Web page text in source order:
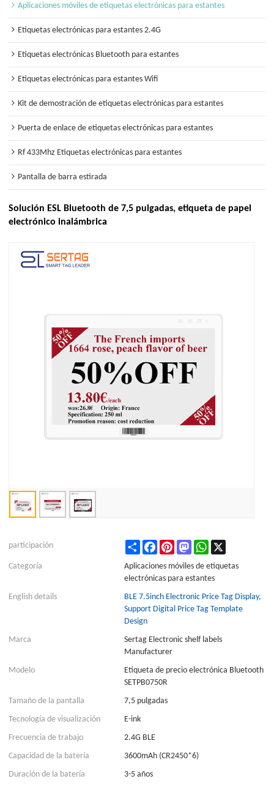
Aplicaciones móviles de etiquetas electrónicas para estantes
Etiquetas electrónicas para estantes 2.4G
Etiquetas electrónicas Bluetooth para estantes
Etiquetas electrónicas para estantes Wifi
Kit de demostración de etiquetas electrónicas para estantes
Puerta de enlace de etiquetas electrónicas para estantes
Rf 433Mhz Etiquetas electrónicas para estantes
Pantalla de barra estirada
Solución ESL Bluetooth de 7,5 pulgadas, etiqueta de papel
electrónico inalámbrica
participación Share FacebookPinterestMastodonWhatsApp
Categoría
Aplicaciones móviles de etiquetas
electrónicas para estantes
English details
BLE 7.5inch Electronic Price Tag Display,
Support Digital Price Tag Template
Design
Marca
Sertag Electronic shelf labels
Manufacturer
Modelo
Etiqueta de precio electrónica Bluetooth
SETPB0750R
Tamaño de la pantalla
7,5 pulgadas
Tecnología de visualización
E-ink
Frecuencia de trabajo
2.4G BLE
Capacidad de la batería
3600mAh (CR2450*6)
Duración de la batería
3-5 años